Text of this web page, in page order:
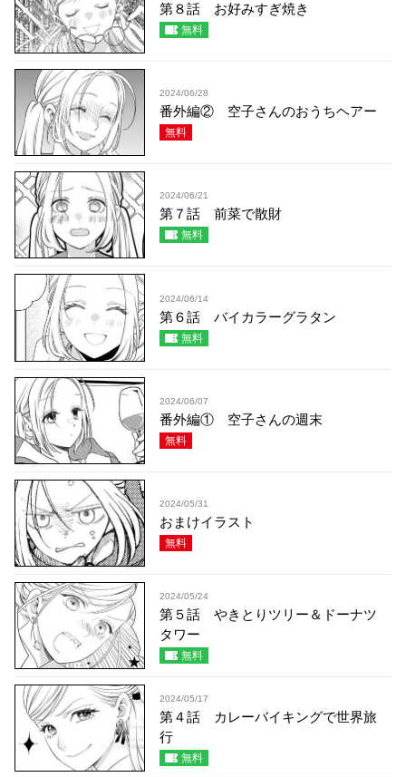
第８話 お好みすぎ焼き
無料
2024/06/28
番外編② 空子さんのおうちヘアー
無料
2024/06/21
第７話 前菜で散財
無料
2024/06/14
第６話 バイカラーグラタン
無料
2024/06/07
番外編① 空子さんの週末
無料
2024/05/31
おまけイラスト
無料
2024/05/24
第５話 やきとりツリー＆ドーナツ
タワー
無料
2024/05/17
第４話 カレーバイキングで世界旅
行
無料